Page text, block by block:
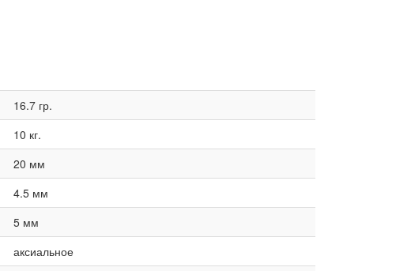
16.7 гр.
10 кг.
20 мм
4.5 мм
5 мм
аксиальное